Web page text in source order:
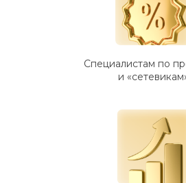
Специалистам по
и